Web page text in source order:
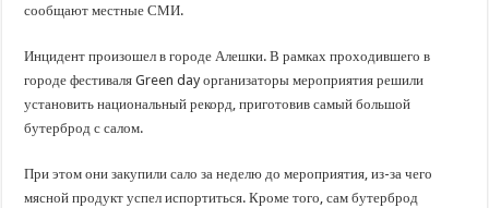
сообщают местные СМИ.
Инцидент произошел в городе Алешки. В рамках проходившего в
городе фестиваля Green day организаторы мероприятия решили
установить национальный рекорд, приготовив самый большой
бутерброд с салом.
При этом они закупили сало за неделю до мероприятия, из-за чего
мясной продукт успел испортиться. Кроме того, сам бутерброд